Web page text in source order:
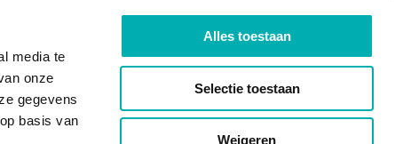
media te
onze
gegevens
basis van
Alles toestaan
Selectie toestaan
Weigeren
in Raja
Archipel: de
voor 2026
Privacy
Disclaimer
E-mailadres
vol inspiratie voor mijn reis.*
JA, INSPIREER MIJ